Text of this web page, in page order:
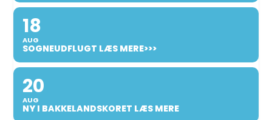
18
AUG
SOGNEUDFLUGT LÆS MERE>>>
20
AUG
NY I BAKKELANDSKORET LÆS MERE